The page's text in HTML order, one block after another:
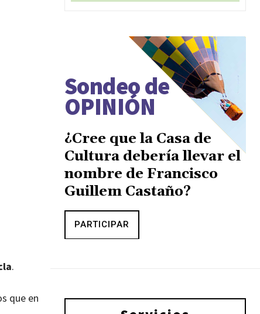
.
que en
Sondeo de
OPINIÓN
¿Cree que la Casa de
Cultura debería llevar el
nombre de Francisco
Guillem Castaño?
PARTICIPAR